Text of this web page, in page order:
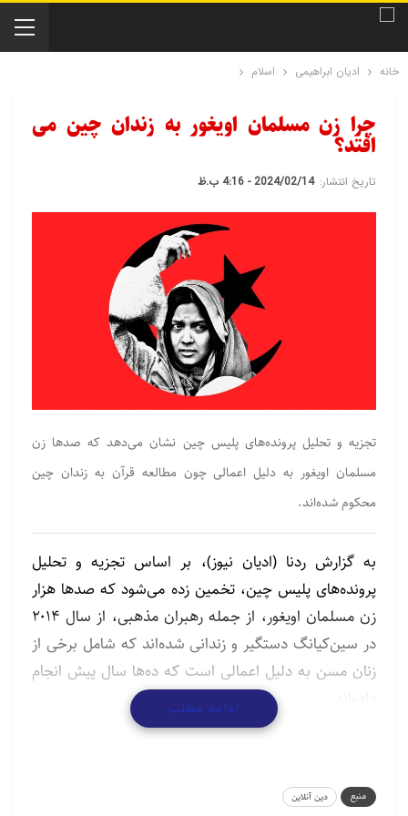
خانه ادیان ابراهیمی اسلام
چرا زن مسلمان اویغور به زندان چین می
افتد؟
تاریخ انتشار: 2024/02/14 - 4:16 ب.ظ
تجزیه و تحلیل پرونده‌های پلیس چین نشان می‌دهد که صدها زن
مسلمان اویغور به دلیل اعمالی چون مطالعه قرآن به زندان چین
محکوم شده‌اند.
به گزارش ردنا (ادیان نیوز)، بر اساس تجزیه و تحلیل
پرونده‌های پلیس چین، تخمین زده می‌شود که صدها هزار
زن مسلمان اویغور، از جمله رهبران مذهبی، از سال ۲۰۱۴
در سین‌کیانگ دستگیر و زندانی شده‌اند که شامل برخی از
زنان مسن به دلیل اعمالی است که ده‌ها سال پیش انجام
داده‌اند.
شواهد فزاینده‌ای از رفتار توهین‌آمیز با جمعیت مسلمان
دارد که سنت ها و مذهب آنها شاهدی بر افراط‌گرایی و
ادامه مطلب
منبع
دین آنلاین